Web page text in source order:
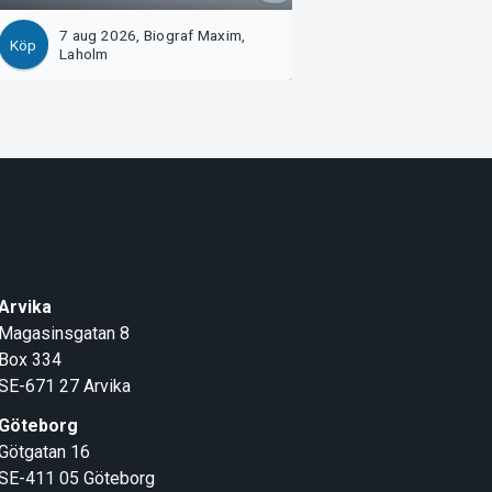
Köp
7 aug 2026, Biograf Maxim,
Laholm
Magasinsgatan 8
Box 334
671 27 Arvika
Göteborg
16
411 05 Göteborg